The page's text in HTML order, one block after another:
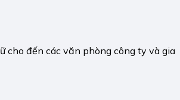
cho đến các văn phòng công ty và gia